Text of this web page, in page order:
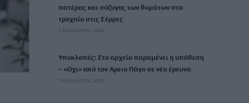
πατέρας και σύζυγος των θυμάτων στο
τροχαίο στις Σέρρες
7 Αυγούστου, 2026
Υποκλοπές: Στο αρχείο παραμένει η υπόθεση
– «Οχι» από τον Αρειο Πάγο σε νέα έρευνα
7 Αυγούστου, 2026